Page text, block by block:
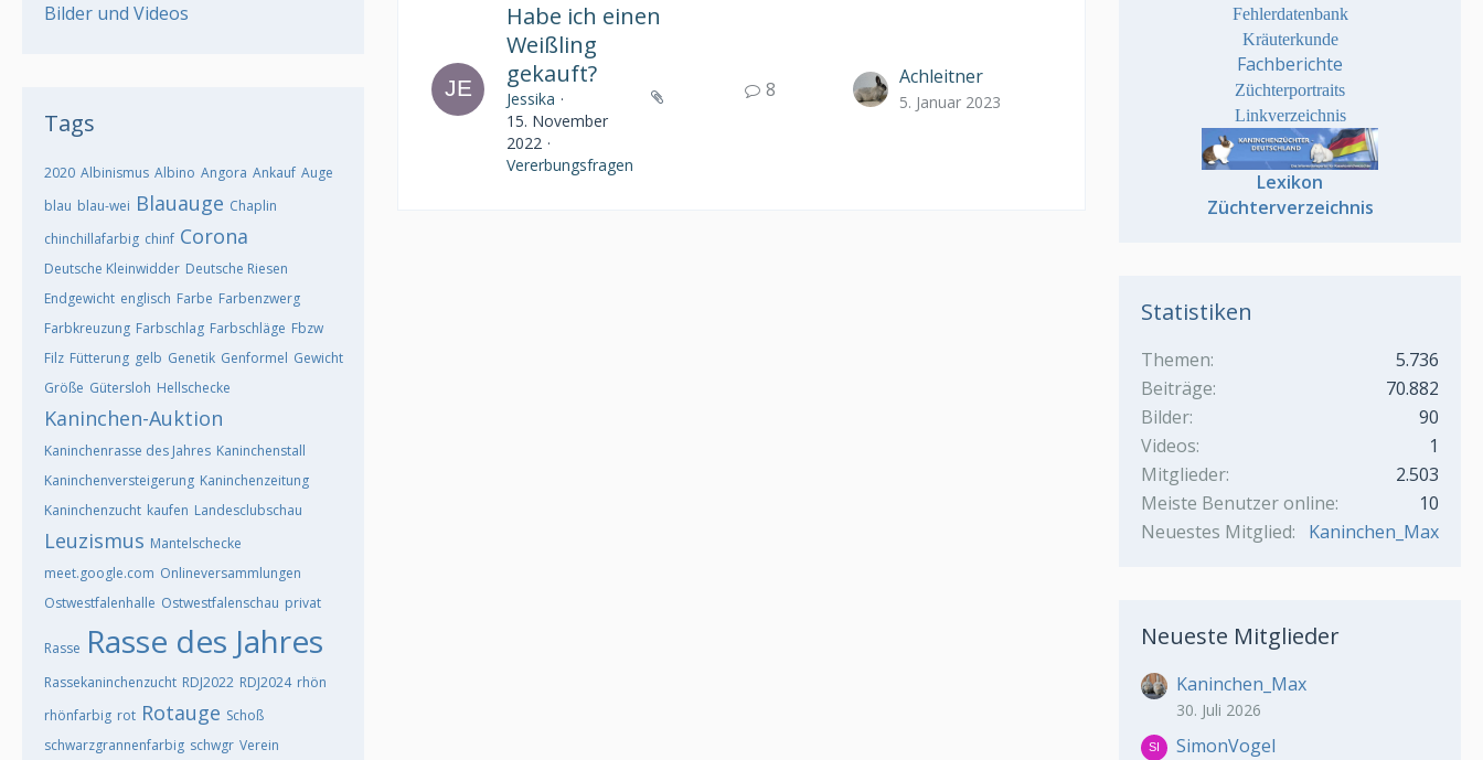
Bilder und Videos
Tags
2020 Albinismus Albino Angora Ankauf Auge
blau blau-wei Blauauge Chaplin
chinchillafarbig chinf Corona
Deutsche Kleinwidder Deutsche Riesen
Endgewicht englisch Farbe Farbenzwerg
Farbkreuzung Farbschlag Farbschläge Fbzw
Filz Fütterung gelb Genetik Genformel Gewicht
Größe Gütersloh Hellschecke
Kaninchen-Auktion
Kaninchenrasse des Jahres Kaninchenstall
Kaninchenversteigerung Kaninchenzeitung
Kaninchenzucht kaufen Landesclubschau
Leuzismus Mantelschecke
meet.google.com Onlineversammlungen
Ostwestfalenhalle Ostwestfalenschau privat
Rasse Rasse des Jahres
Rassekaninchenzucht RDJ2022 RDJ2024 rhön
rhönfarbig rot Rotauge Schoß
schwarzgrannenfarbig schwgr Verein
Habe ich einen
Weißling
gekauft?
Jessika
15. November
2022
Vererbungsfragen
8
Achleitner
5. Januar 2023
Fehlerdatenbank
Kräuterkunde
Fachberichte
Züchterportraits
Linkverzeichnis
Lexikon
Züchterverzeichnis
Statistiken
Themen
5.736
Beiträge
70.882
Bilder
90
Videos
1
Mitglieder
2.503
Meiste Benutzer online
10
Neuestes Mitglied
Kaninchen_Max
Neueste Mitglieder
Kaninchen_Max
30. Juli 2026
SimonVogel